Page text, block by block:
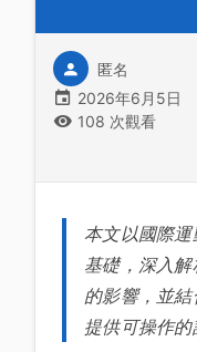
匿名
2026年6月5日
108 次觀看
本文以國際
基礎，深入
的影響，並結
提供可操作的